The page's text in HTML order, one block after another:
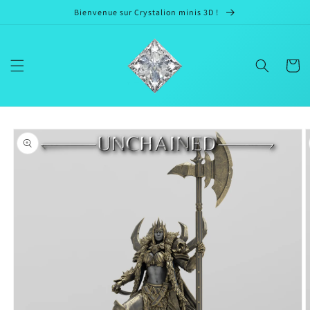
Bienvenue sur Crystalion minis 3D !
Panier
Passer aux
informations
produits